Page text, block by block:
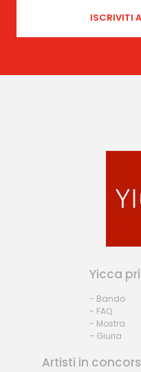
Yicca
- Bando
- FAQ
- Mostra
- Giuria
Artisti in